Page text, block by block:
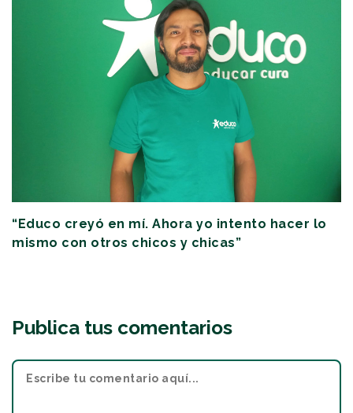
“Educo creyó en mí. Ahora yo intento hacer lo
mismo con otros chicos y chicas”
Publica tus comentarios